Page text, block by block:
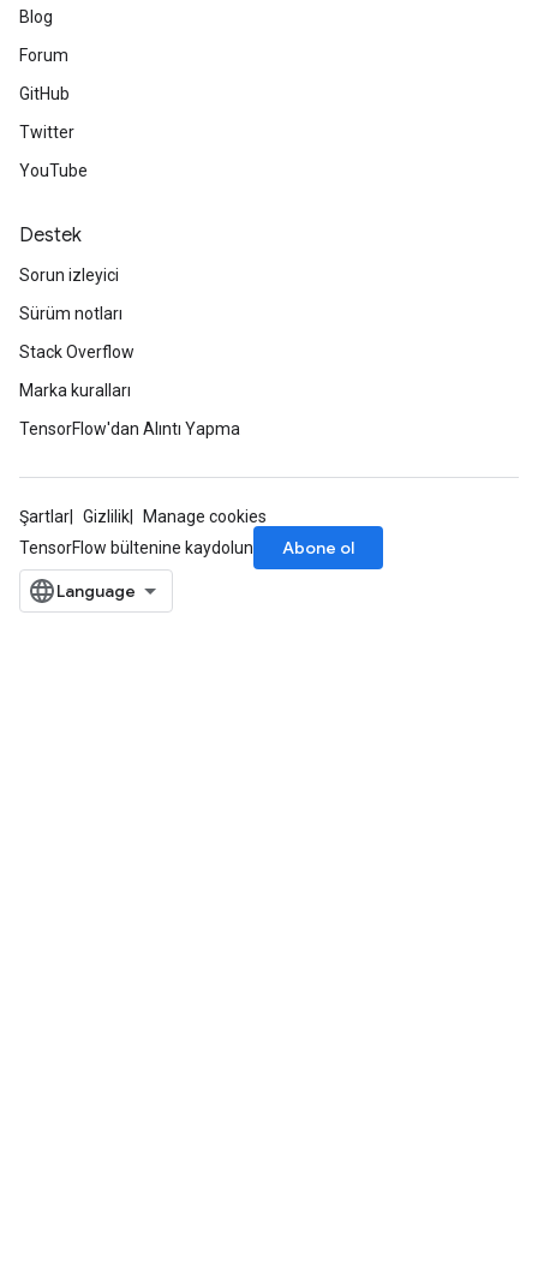
Blog
Forum
GitHub
Twitter
YouTube
Destek
Sorun izleyici
Sürüm notları
Stack Overflow
Marka kuralları
TensorFlow'dan Alıntı Yapma
Şartlar Gizlilik
Manage cookies
TensorFlow bültenine kaydolun
Abone ol